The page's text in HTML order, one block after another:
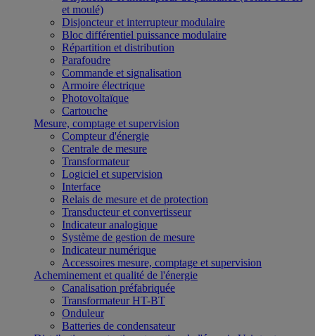
et moulé)
Disjoncteur et interrupteur modulaire
Bloc différentiel puissance modulaire
Répartition et distribution
Parafoudre
Commande et signalisation
Armoire électrique
Photovoltaïque
Cartouche
Mesure, comptage et supervision
Compteur d'énergie
Centrale de mesure
Transformateur
Logiciel et supervision
Interface
Relais de mesure et de protection
Transducteur et convertisseur
Indicateur analogique
Système de gestion de mesure
Indicateur numérique
Accessoires mesure, comptage et supervision
Acheminement et qualité de l'énergie
Canalisation préfabriquée
Transformateur HT-BT
Onduleur
Batteries de condensateur